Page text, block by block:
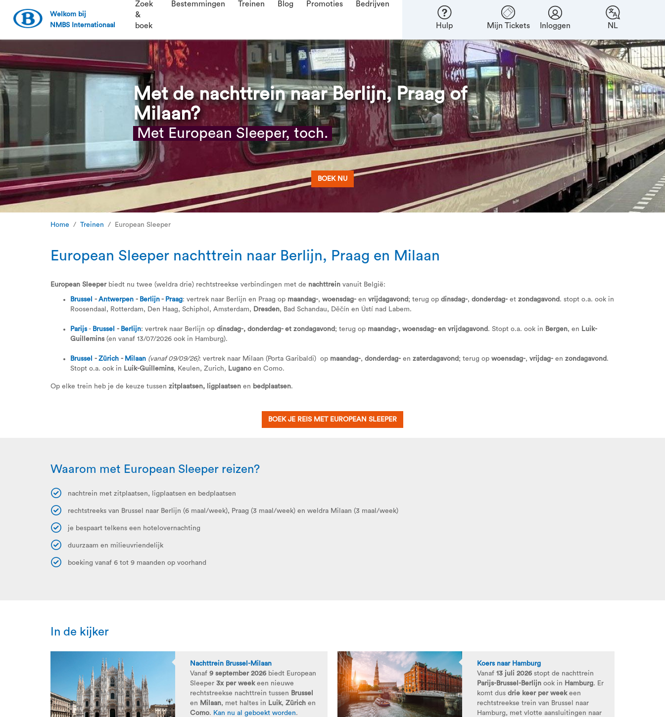
Welkom bij
NMBS Internationaal
Zoek
&
boek
Bestemmingen Treinen Blog Promoties Bedrijven
Hulp Mijn Tickets Inloggen NL
Met de nachttrein naar Berlijn, Praag of
Milaan?
Met European Sleeper, toch.
BOEK NU
Home Treinen European Sleeper
European Sleeper nachttrein naar Berlijn, Praag en Milaan
European Sleeperbiedt nu twee (weldra drie) rechtstreekse verbindingen met de nachttrein vanuit België:
Brussel - Antwerpen - Berlijn - Praag: vertrek naar Berlijn en Praag op maandag-, woensdag- en vrijdagavond ; terug op dinsdag-, donderdag- et zondagavond . stopt o.a. ook in
Roosendaal, Rotterdam, Den Haag, Schiphol, Amsterdam, Dresden, Bad Schandau, Děčín en Ústí nad Labem.
Parijs- Brussel - Berlijn: vertrek naar Berlijn op dinsdag-, donderdag- et zondagavond ; terug op maandag-, woensdag- en vrijdagavond . Stopt o.a. ook in Bergen, en Luik-
Guillemins(en vanaf 13/07/2026 ook in Hamburg).
Brussel - Zürich - Milaan (vanaf 09/09/26): vertrek naar Milaan (Porta Garibaldi) op maandag-, donderdag- en zaterdagavond ; terug op woensdag-, vrijdag- en zondagavond .
Stopt o.a. ook in Luik-Guillemins, Keulen, Zurich, Lugano en Como.
Op elke trein heb je de keuze tussen zitplaatsen, ligplaatsen en bedplaatsen.
BOEK JE REIS MET EUROPEAN SLEEPER
Waarom met European Sleeper reizen?
nachtrein met zitplaatsen, ligplaatsen en bedplaatsen
rechtstreeks van Brussel naar Berlijn (6 maal/week), Praag (3 maal/week) en weldra Milaan (3 maal/week)
je bespaart telkens een hotelovernachting
duurzaam en milieuvriendelijk
boeking vanaf 6 tot 9 maanden op voorhand
In de kijker
Nachttrein Brussel-Milaan
Vanaf 9 september 2026 biedt European
Sleeper 3x per weekeen nieuwe
rechtstreekse nachttrein tussen Brussel
en Milaan, met haltes in Luik, Zürich en
Como. Kan nu al geboekt worden.
Koers naar Hamburg
Vanaf 13 juli 2026 stopt de nachttrein
Parijs-Brussel-Berlijn ook in Hamburg. Er
komt dus drie keer per weekeen
rechtstreekse trein van Brussel naar
Hamburg, met vlotte aansluitingen naar